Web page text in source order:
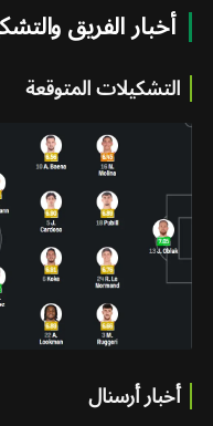
أخبار الفريق
التشكيلات المتوقعة
أخبار أرسنال